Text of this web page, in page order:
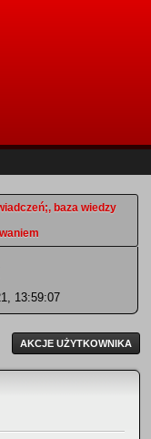
baza wiedzy
13:59:07
AKCJE UŻYTKOWNIKA